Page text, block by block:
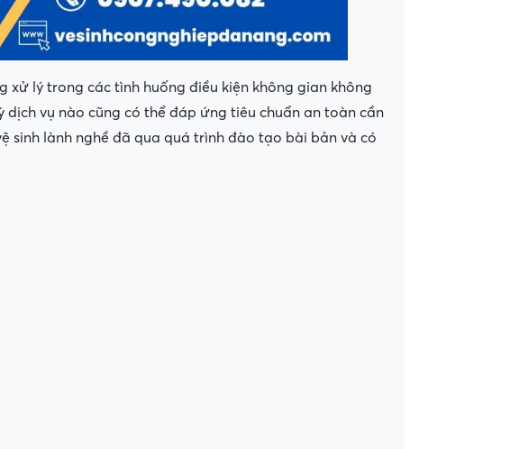
xử lý trong các tình huống điều kiện không gian không
dịch vụ nào cũng có thể đáp ứng tiêu chuẩn an toàn cần
sinh lành nghề đã qua quá trình đào tạo bài bản và có